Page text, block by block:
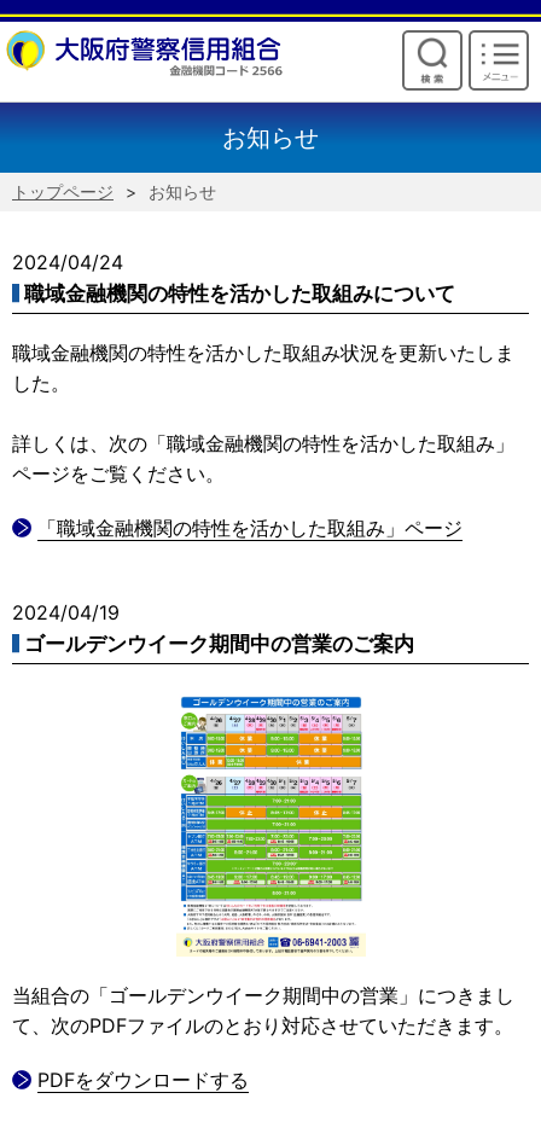
けいしんからのお願い
お知らせ
トップページ お知らせ
2024/04/24
職域金融機関の特性を活かした取組みについて
職域金融機関の特性を活かした取組み状況を更新いたしま
した。
詳しくは、次の「職域金融機関の特性を活かした取組み」
ページをご覧ください。
「職域金融機関の特性を活かした取組み」ページ
2024/04/19
ゴールデンウイーク期間中の営業のご案内
当組合の「ゴールデンウイーク期間中の営業」につきまし
て、次のPDFファイルのとおり対応させていただきます。
PDFをダウンロードする